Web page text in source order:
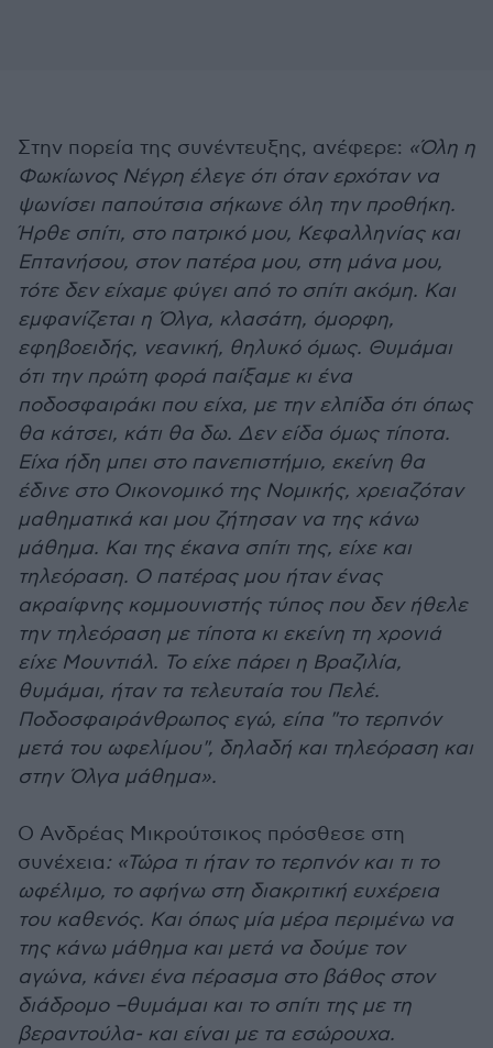
Στην πορεία της συνέντευξης, ανέφερε: «Όλη η
Φωκίωνος Νέγρη έλεγε ότι όταν ερχόταν να
ψωνίσει παπούτσια σήκωνε όλη την προθήκη.
Ήρθε σπίτι, στο πατρικό μου, Κεφαλληνίας και
Επτανήσου, στον πατέρα μου, στη μάνα μου,
τότε δεν είχαμε φύγει από το σπίτι ακόμη. Και
εμφανίζεται η Όλγα, κλασάτη, όμορφη,
εφηβοειδής, νεανική, θηλυκό όμως. Θυμάμαι
ότι την πρώτη φορά παίξαμε κι ένα
ποδοσφαιράκι που είχα, με την ελπίδα ότι όπως
θα κάτσει, κάτι θα δω. Δεν είδα όμως τίποτα.
Είχα ήδη μπει στο πανεπιστήμιο, εκείνη θα
έδινε στο Οικονομικό της Νομικής, χρειαζόταν
μαθηματικά και μου ζήτησαν να της κάνω
μάθημα. Και της έκανα σπίτι της, είχε και
τηλεόραση. Ο πατέρας μου ήταν ένας
ακραίφνης κομμουνιστής τύπος που δεν ήθελε
την τηλεόραση με τίποτα κι εκείνη τη χρονιά
είχε Μουντιάλ. Το είχε πάρει η Βραζιλία,
θυμάμαι, ήταν τα τελευταία του Πελέ.
Ποδοσφαιράνθρωπος εγώ, είπα "το τερπνόν
μετά του ωφελίμου", δηλαδή και τηλεόραση και
στην Όλγα μάθημα».
Ο Ανδρέας Μικρούτσικος πρόσθεσε στη
συνέχεια: «Τώρα τι ήταν το τερπνόν και τι το
ωφέλιμο, το αφήνω στη διακριτική ευχέρεια
του καθενός. Και όπως μία μέρα περιμένω να
της κάνω μάθημα και μετά να δούμε τον
αγώνα, κάνει ένα πέρασμα στο βάθος στον
διάδρομο –θυμάμαι και το σπίτι της με τη
βεραντούλα- και είναι με τα εσώρουχα.